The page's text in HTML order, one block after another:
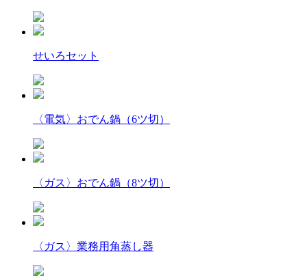
せいろセット
〈電気〉おでん鍋（6ツ切）
〈ガス〉おでん鍋（8ツ切）
〈ガス〉業務用角蒸し器